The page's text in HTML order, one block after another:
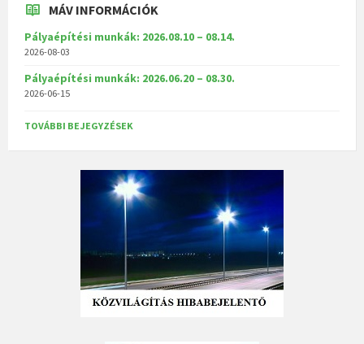
MÁV INFORMÁCIÓK
Pályaépítési munkák: 2026.08.10 – 08.14.
2026-08-03
Pályaépítési munkák: 2026.06.20 – 08.30.
2026-06-15
TOVÁBBI BEJEGYZÉSEK